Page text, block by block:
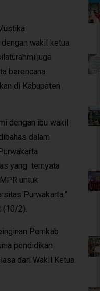
wakil ketua
juga
berencana
di Kabupaten
dengan ibu wakil
dalam
yang ternyata
untuk
Purwakarta.”
(10/2).
Pemkab
pendidikan
dari Wakil Ketua